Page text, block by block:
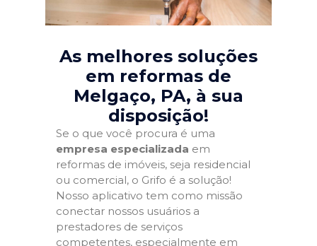
As melhores soluções
em reformas de
Melgaço, PA, à sua
disposição!
Se o que você procura é uma
empresa especializada em
reformas de imóveis, seja residencial
ou comercial, o Grifo é a solução!
Nosso aplicativo tem como missão
conectar nossos usuários a
prestadores de serviços
competentes, especialmente em